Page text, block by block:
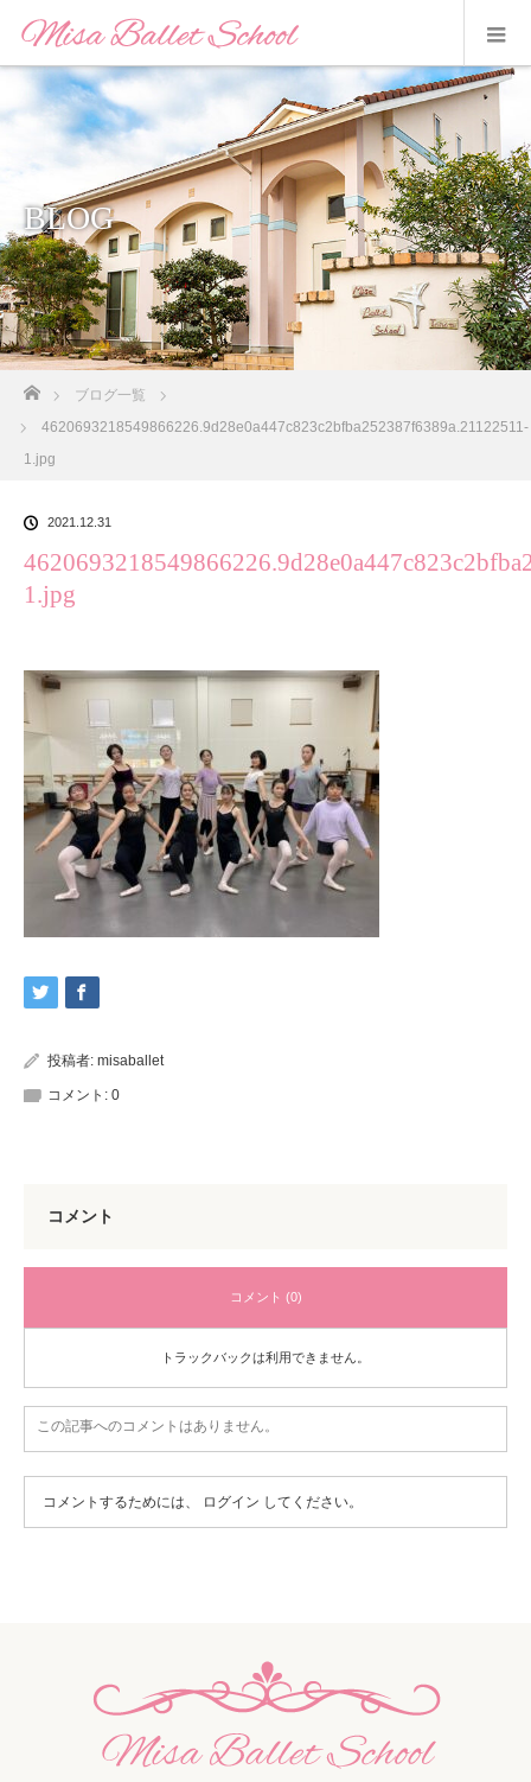
BLOG
ブログ一覧
4620693218549866226.9d28e0a447c823c2bfba252387f6389a.21122511-
1.jpg
2021.12.31
1.jpg
投稿者: misaballet
コメント: 0
コメント
コメント (0)
トラックバックは利用できません。
この記事へのコメントはありません。
コメントするためには、 ログイン してください。